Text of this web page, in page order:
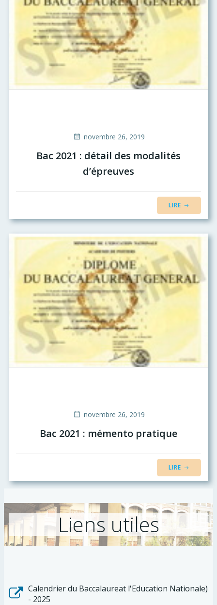
novembre 26, 2019
Bac 2021 : détail des modalités
d’épreuves
LIRE
novembre 26, 2019
Bac 2021 : mémento pratique
LIRE
Liens utiles
Calendrier du Baccalaureat l'Education Nationale)
- 2025